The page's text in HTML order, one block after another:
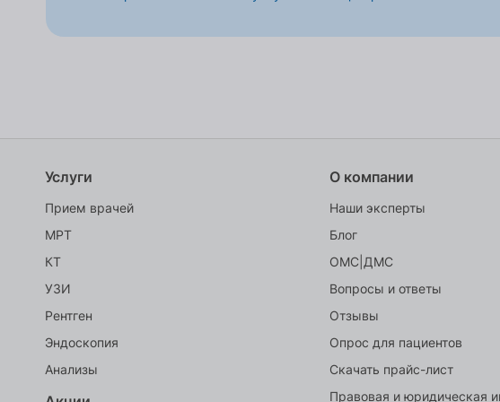
Услуги
Прием врачей
МРТ
КТ
УЗИ
Рентген
Эндоскопия
Анализы
О компании
Наши эксперты
Блог
ОМС|ДМС
Вопросы и ответы
Отзывы
Опрос для пациентов
Скачать прайс-лист
Правовая и юридическая